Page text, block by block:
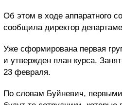
Об этом в ходе аппаратного
сообщила директор
Уже сформирована первая
и утвержден план курса.
23 февраля.
По словам Буйневич,